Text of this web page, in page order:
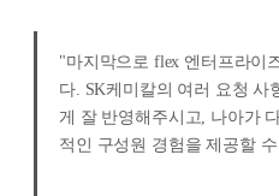
"마지막으로 flex 엔터프라이
다. SK케미칼의 여러 요청 사
게 잘 반영해주시고, 나아가
적인 구성원 경험을 제공할